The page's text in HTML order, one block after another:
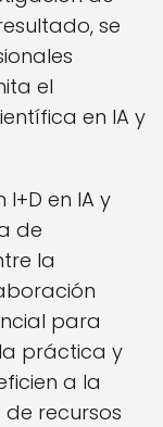
se
el
en IA y
en IA y
de
la
para
práctica y
a la
recursos